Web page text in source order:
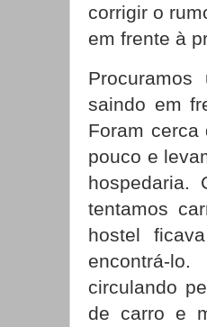
corrigir o
em frente à
saindo em
Foram
pouco e
hospedaria.
tentamos
hostel
encontrá-
circulando
de carro e